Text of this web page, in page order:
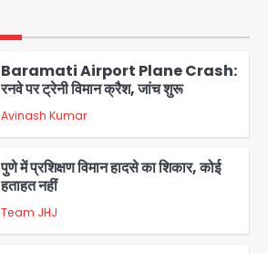
Baramati Airport Plane Crash:
रनवे पर ट्रेनी विमान क्रैश, जांच शुरू
Avinash Kumar
पुणे में प्रशिक्षण विमान हादसे का शिकार, कोई
हताहत नहीं
Team JHJ